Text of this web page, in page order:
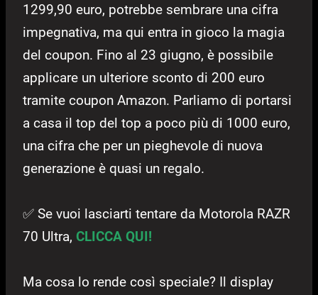
1299,90 euro, potrebbe sembrare una cifra
impegnativa, ma qui entra in gioco la magia
del coupon. Fino al 23 giugno, è possibile
applicare un ulteriore sconto di 200 euro
tramite coupon Amazon. Parliamo di portarsi
a casa il top del top a poco più di 1000 euro,
una cifra che per un pieghevole di nuova
generazione è quasi un regalo.
✅ Se vuoi lasciarti tentare da Motorola RAZR
70 Ultra, CLICCA QUI!
Ma cosa lo rende così speciale? Il display